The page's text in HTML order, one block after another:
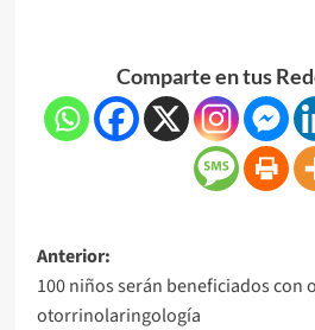
Comparte en tus
Anterior:
100 niños serán beneficiados con
otorrinolaringología